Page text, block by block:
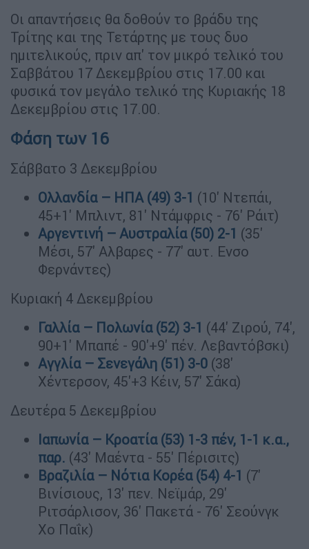
Οι απαντήσεις θα δοθούν το βράδυ της
Τρίτης και της Τετάρτης με τους δυο
ημιτελικούς, πριν απ' τον μικρό τελικό του
Σαββάτου 17 Δεκεμβρίου στις 17.00 και
φυσικά τον μεγάλο τελικό της Κυριακής 18
Δεκεμβρίου στις 17.00.
Φάση των 16
Σάββατο 3 Δεκεμβρίου
Ολλανδία – ΗΠΑ (49) 3-1 (10' Ντεπάι,
45+1' Μπλιντ, 81' Ντάμφρις - 76' Ράιτ)
Αργεντινή – Αυστραλία (50) 2-1 (35'
Μέσι, 57' Αλβαρες - 77' αυτ. Ενσο
Φερνάντες)
Κυριακή 4 Δεκεμβρίου
Γαλλία – Πολωνία (52) 3-1 (44' Ζιρού, 74',
90+1' Μπαπέ - 90'+9' πέν. Λεβαντόβσκι)
Αγγλία – Σενεγάλη (51) 3-0 (38'
Χέντερσον, 45'+3 Κέιν, 57' Σάκα)
Δευτέρα 5 Δεκεμβρίου
Ιαπωνία – Κροατία (53) 1-3 πέν, 1-1 κ.α.,
παρ. (43' Μαέντα - 55' Πέρισιτς)
Βραζιλία – Νότια Κορέα (54) 4-1 (7'
Βινίσιους, 13' πεν. Νεϊμάρ, 29'
Ριτσάρλισον, 36' Πακετά - 76' Σεούνγκ
Χο Παΐκ)